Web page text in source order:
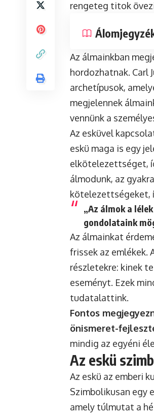
rengeteg titok
Az álmainkban
hordozhatnak. Carl
archetípusok,
megjelennek
vennünk a
Az esküvel
eskü maga is egy
elkötelezettséget,
álmodunk, az
kötelezettségeket,
„Az álmok a
gondolataink
Az álmainkat
frissek az emlékek.
részletekre: kinek
eseményt. Ezek
tudatalattink.
Fontos
önismeret-
mindig az egyéni
Az eskü
Az eskü az emberi
Szimbolikusan
amely túlmutat a